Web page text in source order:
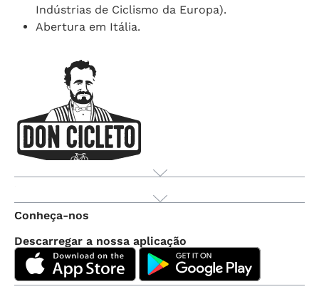
Indústrias de Ciclismo da Europa).
Abertura em Itália.
Conheça-nos
Descarregar a nossa aplicação